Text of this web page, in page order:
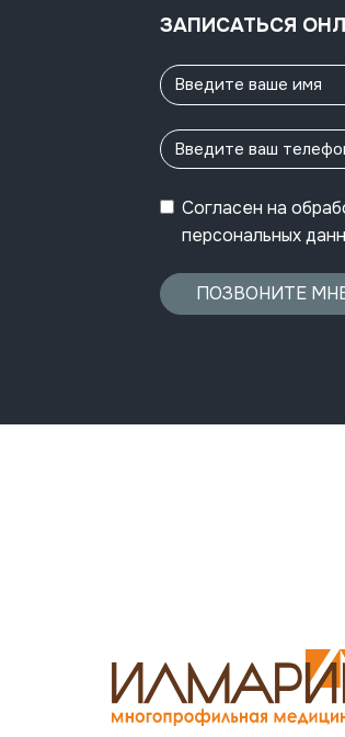
ЗАПИСАТЬСЯ
Согласен на
персональных
ПОЗВОНИТЕ